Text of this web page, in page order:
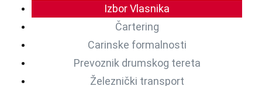
Izbor Vlasnika
Čartering
Carinske formalnosti
Prevoznik drumskog tereta
Železnički transport